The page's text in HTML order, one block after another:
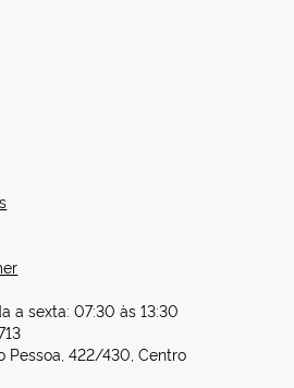
a sexta: 07:30 às 13:30
Pessoa, 422/430, Centro